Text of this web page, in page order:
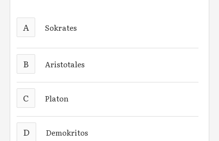
A Sokrates
B Aristotales
C Platon
D Demokritos